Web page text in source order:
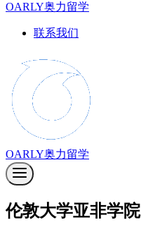
OARLY奥力留学
联系我们
OARLY奥力留学
伦敦大学亚非学院